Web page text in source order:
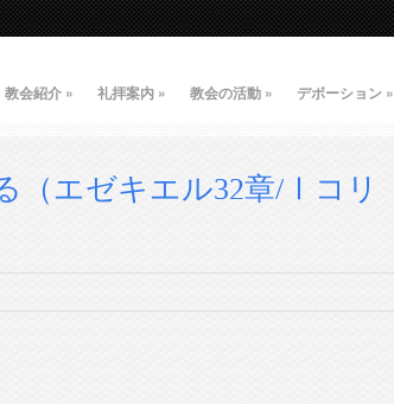
教会紹介 » 礼拝案内 » 教会の活動 » デボーション »
（エゼキエル32章/Ⅰコリ